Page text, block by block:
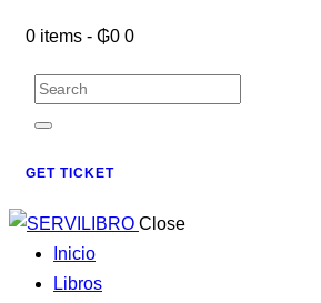
0 items - ₲0 0
GET TICKET
Close
Inicio
Libros